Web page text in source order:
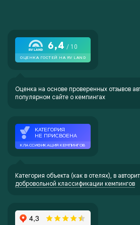
Оценка на основе проверенных отзывов
популярном сайте о кемпингах
Категория объекта (как в отелях), в
добровольной классификации кемпингов